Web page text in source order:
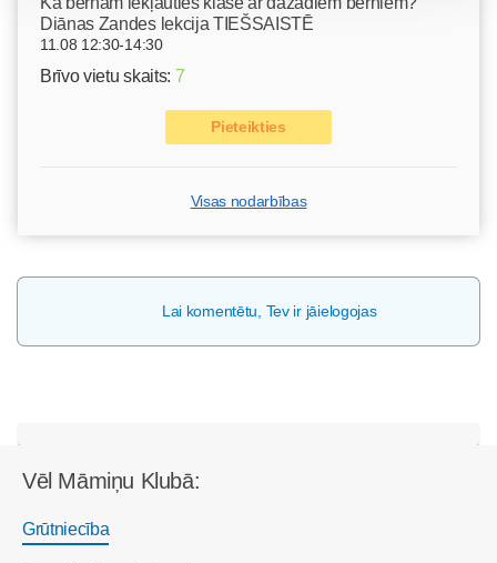
Diānas Zandes lekcija TIEŠSAISTĒ
11.08 12:30-14:30
Brīvo vietu skaits: 7
Pieteikties
Visas nodarbības
Lai komentētu, Tev ir jāielogojas
Vēl Māmiņu Klubā:
Grūtniecība